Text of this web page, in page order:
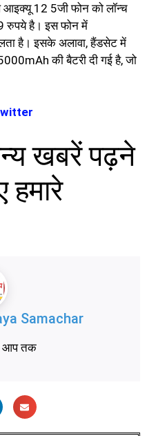
12 5जी फोन को लॉन्च
रुपये है। इस फोन में
है। इसके अलावा, हैंडसेट में
की बैटरी दी गई है, जो
खबरें पढ़ने
हमारे
Samachar
आप तक